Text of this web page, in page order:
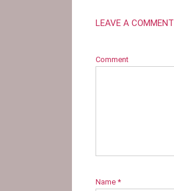
LEAVE A COMMENT
Comment
Name *